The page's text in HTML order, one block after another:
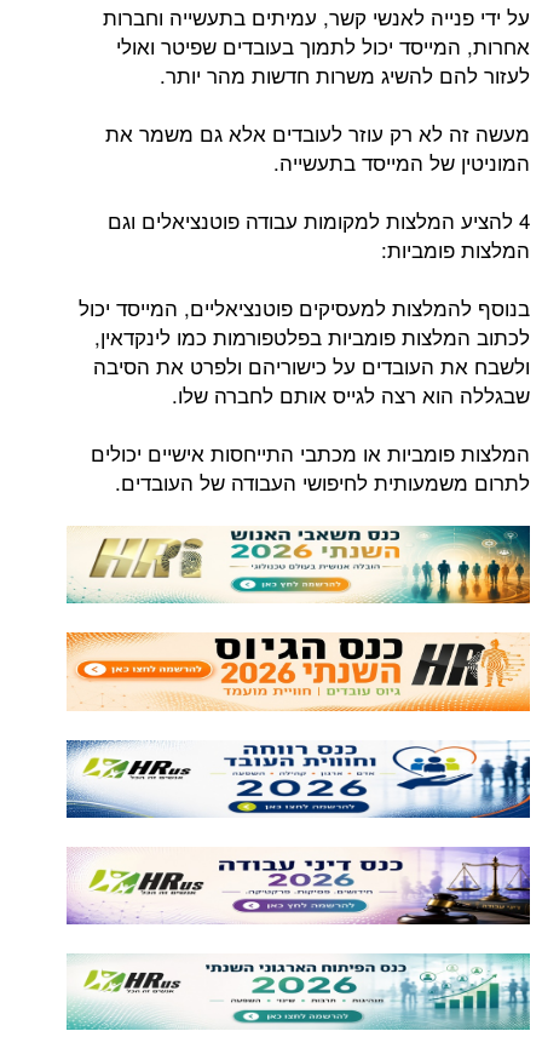
על ידי פנייה לאנשי קשר, עמיתים בתעשייה וחברות
אחרות, המייסד יכול לתמוך בעובדים שפיטר ואולי
לעזור להם להשיג משרות חדשות מהר יותר.
מעשה זה לא רק עוזר לעובדים אלא גם משמר את
המוניטין של המייסד בתעשייה.
4 להציע המלצות למקומות עבודה פוטנציאלים וגם
המלצות פומביות:
בנוסף להמלצות למעסיקים פוטנציאליים, המייסד יכול
לכתוב המלצות פומביות בפלטפורמות כמו לינקדאין,
ולשבח את העובדים על כישוריהם ולפרט את הסיבה
שבגללה הוא רצה לגייס אותם לחברה שלו.
המלצות פומביות או מכתבי התייחסות אישיים יכולים
לתרום משמעותית לחיפושי העבודה של העובדים.